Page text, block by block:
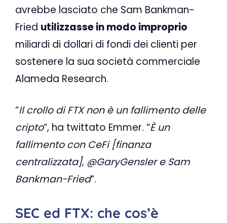
avrebbe lasciato che Sam Bankman-
Fried utilizzasse in modo improprio
miliardi di dollari di fondi dei clienti per
sostenere la sua società commerciale
Alameda Research.
“Il crollo di FTX non è un fallimento delle
cripto“, ha twittato Emmer. “È un
fallimento con CeFi [finanza
centralizzata], @GaryGensler e Sam
Bankman-Fried“.
SEC ed FTX: che cos’è